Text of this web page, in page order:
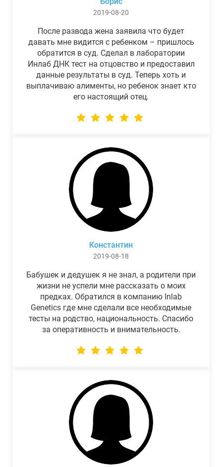
2019-08-20
После развода жена заявила что будет
давать мне видится с ребенком – пришлось
обратится в суд. Сделал в лаборатории
Инлаб ДНК тест на отцовство и предоставил
данные результаты в суд. Теперь хоть и
выплачиваю алименты, но ребенок знает кто
его настоящий отец.
Константин
2019-08-18
Бабушек и дедушек я не знал, а родители при
жизни не успели мне рассказать о моих
предках. Обратился в компанию Inlab
Genetics где мне сделали все необходимые
тесты на родство, национальность. Спасибо
за оперативность и внимательность.